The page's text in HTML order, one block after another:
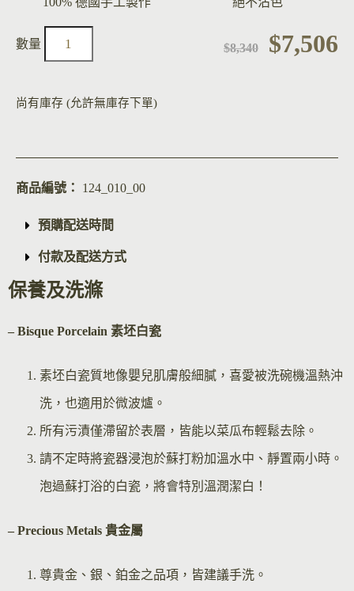
$8,340 $7,506
尚有庫存 (允許無庫存下單)
商品編號： 124_010_00
預購配送時間
付款及配送方式
保養及洗滌
– Bisque Porcelain 素坯白瓷
素坯白瓷質地像嬰兒肌膚般細膩，喜愛被洗碗機溫熱沖
洗，也適用於微波爐。
所有污漬僅滯留於表層，皆能以菜瓜布輕鬆去除。
請不定時將瓷器浸泡於蘇打粉加溫水中、靜置兩小時。
泡過蘇打浴的白瓷，將會特別溫潤潔白！
– Precious Metals 貴金屬
尊貴金、銀、鉑金之品項，皆建議手洗。